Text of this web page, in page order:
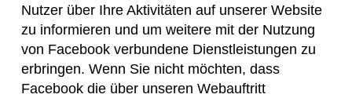
Nutzer über Ihre Aktivitäten auf unserer Website
zu informieren und um weitere mit der Nutzung
von Facebook verbundene Dienstleistungen zu
erbringen. Wenn Sie nicht möchten, dass
Facebook die über unseren Webauftritt